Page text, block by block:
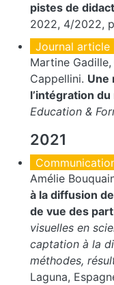
pistes de
2022, 4/2022,
Journal article
Martine
Cappellini. Une
l’intégration
Education &
2021
Amélie
à la diffusion
de vue des
visuelles en
captation à la
méthodes,
Laguna,